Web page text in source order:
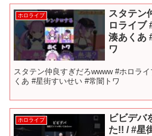
ホロライブ
スタテン
ロライブ
湊あくあ
ワ
スタテン仲良すぎだろwwww #ホロラ
くあ #星街すいせい #常闇トワ
ホロライブ
ビビデバ
た!! / #星